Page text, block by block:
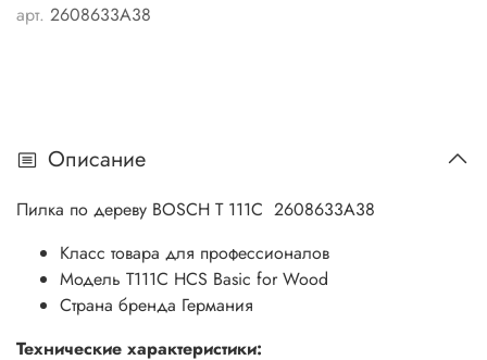
арт. 2608633А38
Описание
Пилка по дереву BOSCH Т 111C 2608633А38
Класс товара для профессионалов
Модель T111C HCS Basic for Wood
Страна бренда Германия
Технические характеристики: